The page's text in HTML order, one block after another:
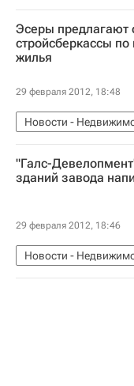
Сделки
Продажа
Россия
Эсеры предлагают
стройсберкассы
жилья
29 февраля 2012, 18:48
Новости -
Справедливая
"Галс-
зданий завода
29 февраля 2012, 18:46
Новости -
Новостройки